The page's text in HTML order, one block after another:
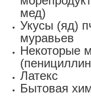
мед)
Укусы (яд)
муравьев
Некоторые
Латекс
Бытовая